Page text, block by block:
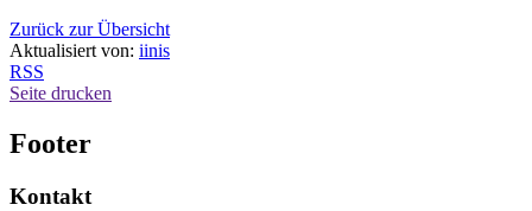
Zurück zur Übersicht
Aktualisiert von: iinis
RSS
Seite drucken
Footer
Kontakt